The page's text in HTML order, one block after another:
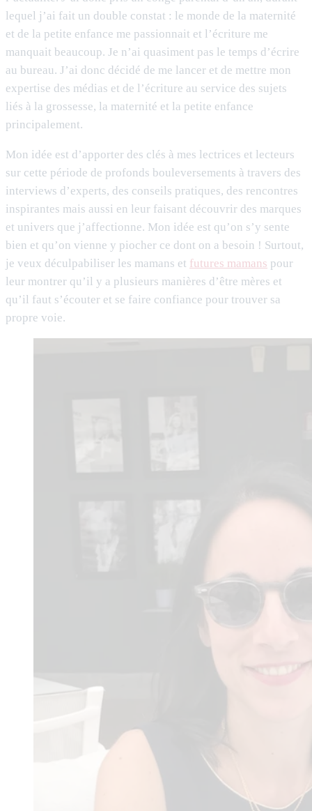
lequel j’ai fait un double constat : le monde de la maternité
et de la petite enfance me passionnait et l’écriture me
manquait beaucoup. Je n’ai quasiment pas le temps d’écrire
au bureau. J’ai donc décidé de me lancer et de mettre mon
expertise des médias et de l’écriture au service des sujets
liés à la grossesse, la maternité et la petite enfance
principalement.
Mon idée est d’apporter des clés à mes lectrices et lecteurs
sur cette période de profonds bouleversements à travers des
interviews d’experts, des conseils pratiques, des rencontres
inspirantes mais aussi en leur faisant découvrir des marques
et univers que j’affectionne. Mon idée est qu’on s’y sente
bien et qu’on vienne y piocher ce dont on a besoin ! Surtout,
je veux déculpabiliser les mamans et futures mamans pour
leur montrer qu’il y a plusieurs manières d’être mères et
qu’il faut s’écouter et se faire confiance pour trouver sa
propre voie.